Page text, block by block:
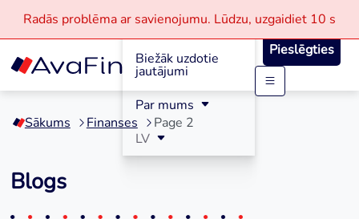
Skip
content
Radās problēma ar savienojumu. Lūdzu, uzgaidiet 10 s
Reģistrācija
Biežāk uzdotie
jautājumi
Par mums
LV
Pieslēgties
Sākums Finanses Page 2
Blogs